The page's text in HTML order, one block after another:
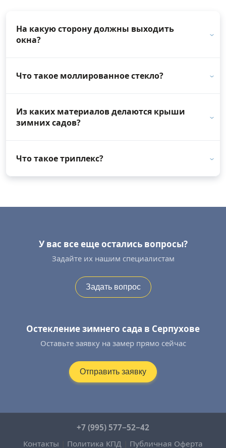
На какую сторону должны выходить
окна?
Что такое моллированное стекло?
Из каких материалов делаются крыши
зимних садов?
Что такое триплекс?
У вас все еще остались вопросы?
Задайте их нашим специалистам
Задать вопрос
Остекление зимнего сада в Серпухове
Оставьте заявку на замер прямо сейчас
Отправить заявку
+7 (995) 577−52−42
Контакты
Политика КПД Публичная Оферта